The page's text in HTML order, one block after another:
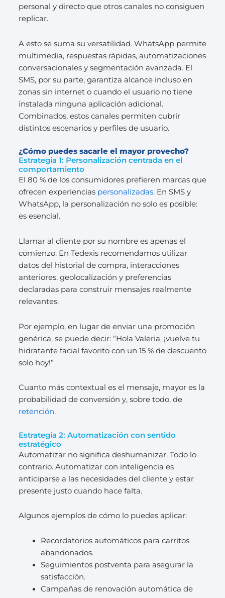
personal y directo que otros canales no consiguen
replicar.
A esto se suma su versatilidad. WhatsApp permite
multimedia, respuestas rápidas, automatizaciones
conversacionales y segmentación avanzada. El
SMS, por su parte, garantiza alcance incluso en
zonas sin internet o cuando el usuario no tiene
instalada ninguna aplicación adicional.
Combinados, estos canales permiten cubrir
distintos escenarios y perfiles de usuario.
¿Cómo puedes sacarle el mayor provecho?
Estrategia 1: Personalización centrada en el
comportamiento
El 80 % de los consumidores prefieren marcas que
ofrecen experiencias personalizadas. En SMS y
WhatsApp, la personalización no solo es posible:
es esencial.
Llamar al cliente por su nombre es apenas el
comienzo. En Tedexis recomendamos utilizar
datos del historial de compra, interacciones
anteriores, geolocalización y preferencias
declaradas para construir mensajes realmente
relevantes.
Por ejemplo, en lugar de enviar una promoción
genérica, se puede decir: “Hola Valeria, ¡vuelve tu
hidratante facial favorito con un 15 % de descuento
solo hoy!”
Cuanto más contextual es el mensaje, mayor es la
probabilidad de conversión y, sobre todo, de
retención.
Estrategia 2: Automatización con sentido
estratégico
Automatizar no significa deshumanizar. Todo lo
contrario. Automatizar con inteligencia es
anticiparse a las necesidades del cliente y estar
presente justo cuando hace falta.
Algunos ejemplos de cómo lo puedes aplicar:
Recordatorios automáticos para carritos
abandonados.
Seguimientos postventa para asegurar la
satisfacción.
Campañas de renovación automática de